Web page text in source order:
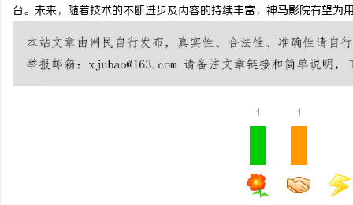
台。未来，随着技术的不断进步及内容的持续丰富，神马影院有望为
1 1
2026年哈尔滨弘祥消防